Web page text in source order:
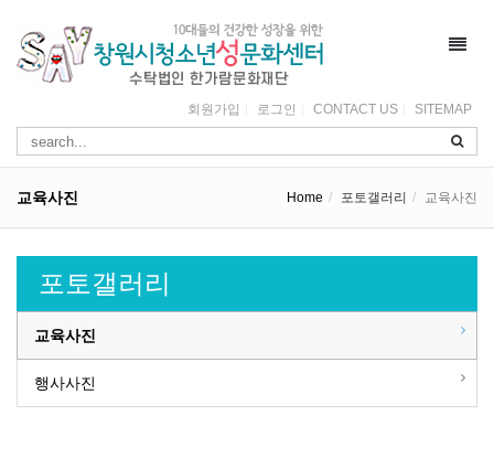
회원가입 로그인 CONTACT US SITEMAP
교육사진 Home 포토갤러리 교육사진
포토갤러리
교육사진
행사사진